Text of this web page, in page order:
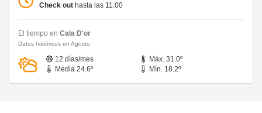
Check out hasta las 11:00
El tiempo en Cala D'or
Datos históricos en Agosto
12 días/mes
Máx. 31.0º
Media 24.6º
Mín. 18.2º